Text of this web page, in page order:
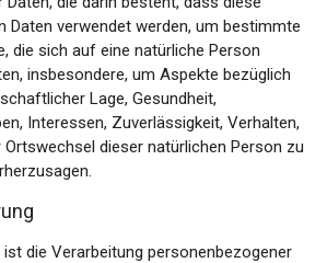
Daten verwendet werden, um bestimmte
die sich auf eine natürliche Person
insbesondere, um Aspekte bezüglich
Lage, Gesundheit,
Interessen, Zuverlässigkeit, Verhalten,
dieser natürlichen Person zu
die Verarbeitung personenbezogener